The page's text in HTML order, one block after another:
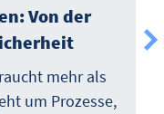
Von der
mehr als
um Prozesse,